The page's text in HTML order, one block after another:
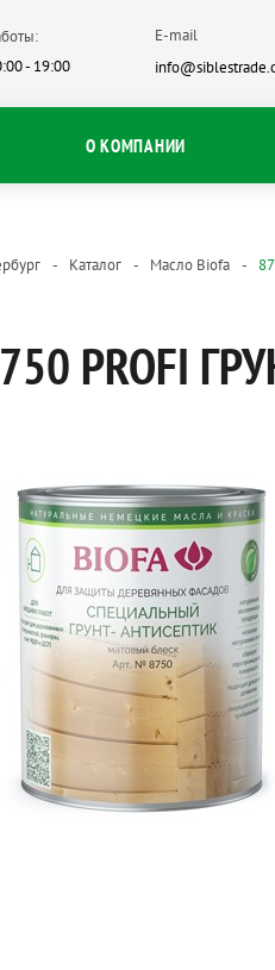
О КОМПАНИИ
- 19:00
E-mail
Каталог Масло Biofa
PROFI